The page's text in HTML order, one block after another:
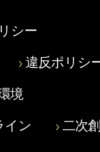
シー
違反ポリシ
境
イン 二次